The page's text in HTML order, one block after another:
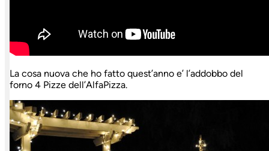
La cosa nuova che ho fatto quest’anno e’ l’addobbo del
forno 4 Pizze dell’AlfaPizza.